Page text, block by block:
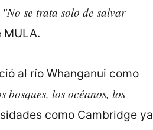
"No se trata solo de salvar
MULA.
al río Whanganui como
bosques, los océanos, los
como Cambridge ya